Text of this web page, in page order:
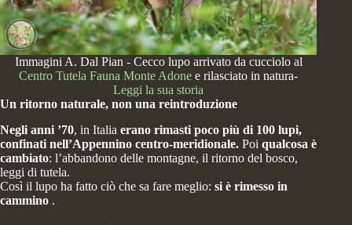
Immagini A. Dal Pian - Cecco lupo arrivato da cucciolo al
Centro Tutela Fauna Monte Adone e rilasciato in natura-
Leggi la sua storia
Un ritorno naturale, non una reintroduzione
Negli anni ’70, in Italia erano rimasti poco più di 100 lupi,
confinati nell’Appennino centro-meridionale. Poi qualcosa è
cambiato: l’abbandono delle montagne, il ritorno del bosco,
leggi di tutela.
Così il lupo ha fatto ciò che sa fare meglio: si è rimesso in
cammino .